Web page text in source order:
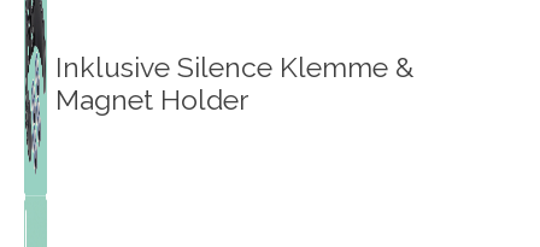
Inklusive Silence Klemme &
Magnet Holder